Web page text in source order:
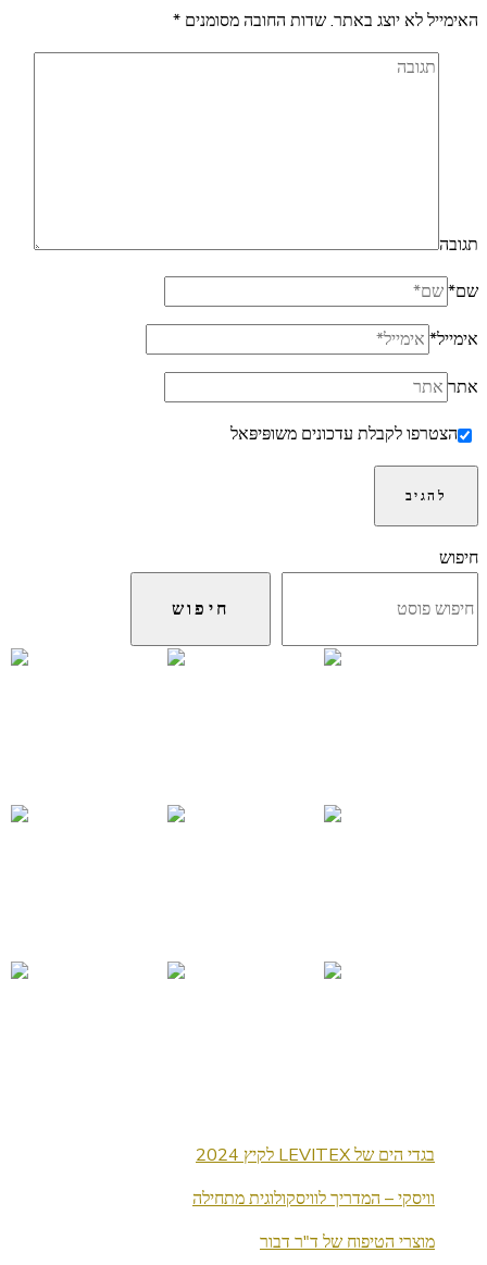
האימייל לא יוצג באתר.שדות החובה מסומנים *
תגובה
שם*
אימייל*
אתר
הצטרפו לקבלת עדכונים משופּיפּאל
חיפוש
חיפוש
בגדי הים של LEVITEX לקיץ 2024
וויסקי – המדריך לוויסקולוגית מתחילה
מוצרי הטיפוח של ד"ר דבור